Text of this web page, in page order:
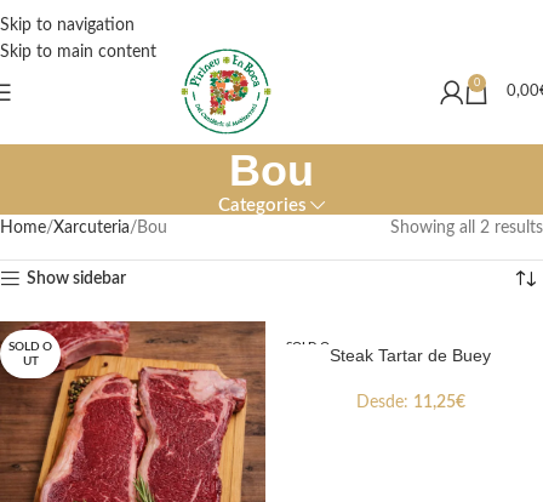
Skip to navigation
Skip to main content
afectades durant aquesta setmana.
0
0,00
Bou
Categories
Home Xarcuteria Bou Showing all 2 results
Show sidebar
SOLD O
UT
SOLD OSteak Tartar de Buey
Desde: 11,25€